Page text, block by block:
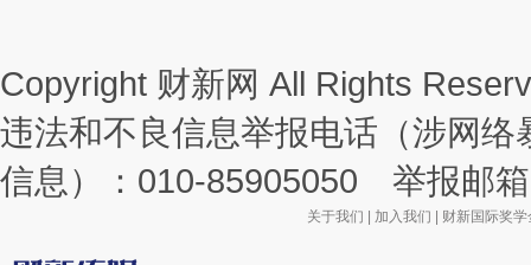
Copyright 财新网 All Rights
违法和不良信息举报电话（涉网
信息）：010-85905050 举报邮
关于我们 加入我们 财新国际奖学